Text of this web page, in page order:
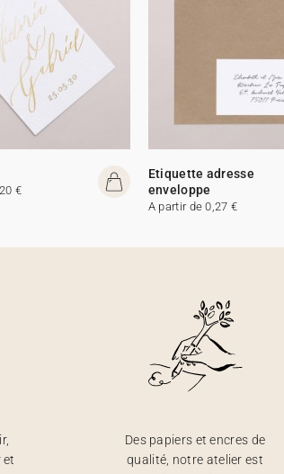
€
Etiquette adresse
enveloppe
A partir de 0,27 €
et
Des papiers et encres de
qualité, notre atelier est